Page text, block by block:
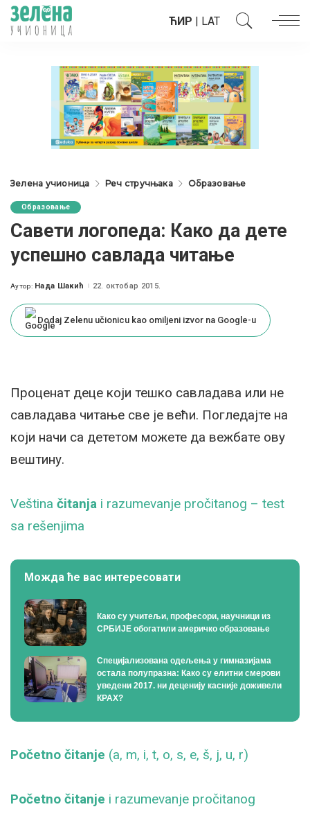
ЋИР | LAT
Зелена учионица Реч стручњака Образовање
Образовање
Савети логопеда: Како да дете
успешно савлада читање
Posted
Аутор: Нада Шакић 22. октобар 2015.
Dodaj Zelenu učionicu kao omiljeni izvor na Google-u
Проценат деце који тешко савладава или не
савладава читање све је већи. Погледајте на
који начи са дететом можете да вежбате ову
вештину.
Veština čitanja i razumevanje pročitanog – test
sa rešenjima
Можда ће вас интересовати
Како су учитељи, професори, научници из
СРБИЈЕ обогатили америчко образовање
Специјализована одељења у гимназијама
остала полупразна: Како су елитни смерови
уведени 2017. ни деценију касније доживели
КРАХ?
Početno čitanje (a, m, i, t, o, s, e, š, j, u, r)
Početno čitanje i razumevanje pročitanog